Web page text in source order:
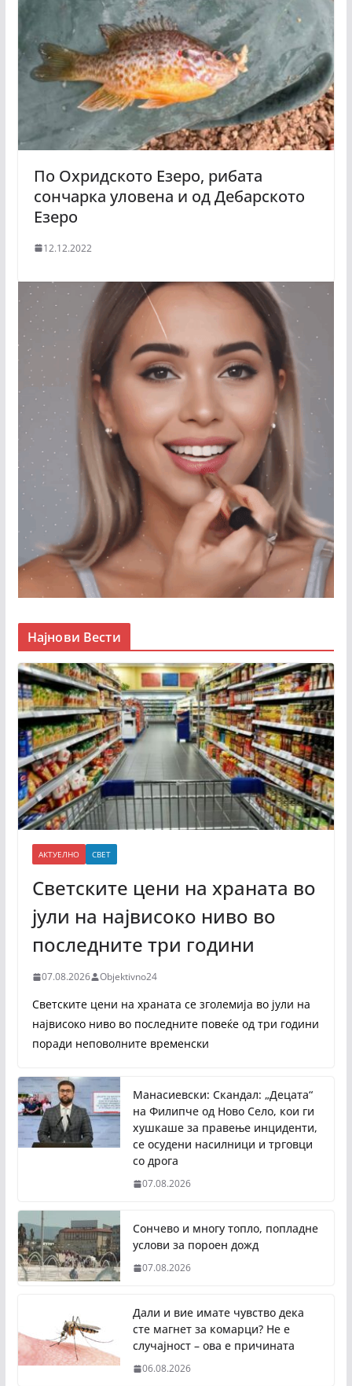
По Охридското Езеро, рибата
сончарка уловена и од Дебарското
Езеро
12.12.2022
Најнови Вести
АКТУЕЛНО СВЕТ
Светските цени на храната во
јули на највисоко ниво во
последните три години
07.08.2026 Objektivno24
Светските цени на храната се зголемија во јули на
највисоко ниво во последните повеќе од три години
поради неповолните временски
Манасиевски: Скандал: „Децата“
на Филипче од Ново Село, кои ги
хушкаше за правење инциденти,
се осудени насилници и трговци
со дрога
07.08.2026
Сончево и многу топло, попладне
услови за пороен дожд
07.08.2026
Дали и вие имате чувство дека
сте магнет за комарци? Не е
случајност – ова е причината
06.08.2026